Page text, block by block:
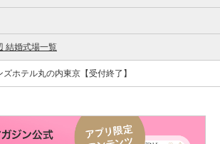
結婚式場一覧
ホテル丸の内東京【受付終了】